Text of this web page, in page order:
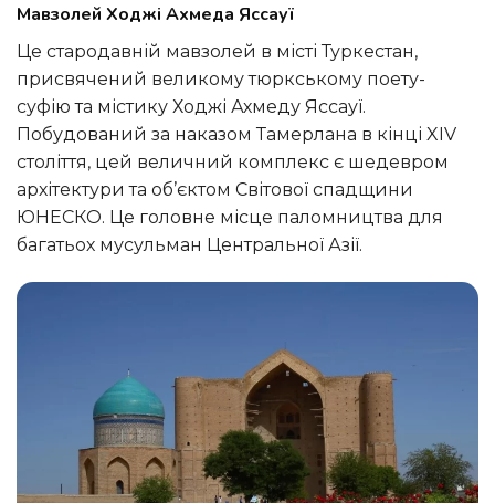
Мавзолей Ходжі Ахмеда Яссауї
Це стародавній мавзолей в місті Туркестан,
присвячений великому тюркському поету-
суфію та містику Ходжі Ахмеду Яссауї.
Побудований за наказом Тамерлана в кінці XIV
століття, цей величний комплекс є шедевром
архітектури та об’єктом Світової спадщини
ЮНЕСКО. Це головне місце паломництва для
багатьох мусульман Центральної Азії.